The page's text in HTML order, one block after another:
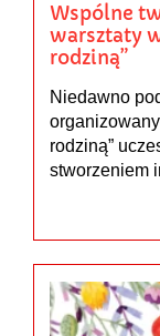
Wspólne
warsztaty
rodziną”
Niedawno
rodziną”
stworzeniem